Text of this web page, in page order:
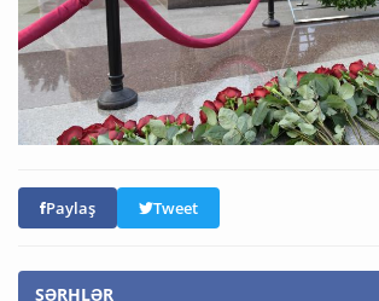
Paylaş Tweet
ŞƏRHLƏR